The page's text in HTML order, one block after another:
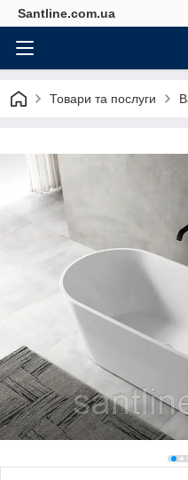
Santline.com.ua
Товари та послуги